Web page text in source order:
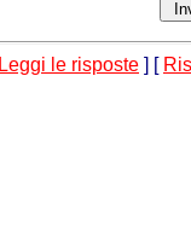
Leggi le risposte ] [